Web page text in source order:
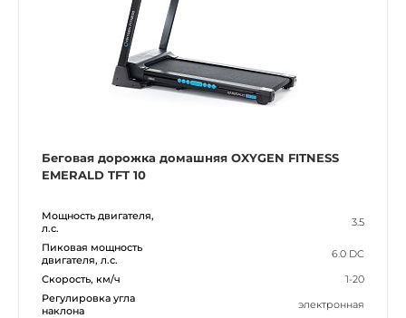
Беговая дорожка домашняя OXYGEN FITNESS
EMERALD TFT 10
Мощность двигателя,
л.с.
3.5
Пиковая мощность
двигателя, л.с.
6.0 DC
Скорость, км/ч
1-20
Регулировка угла
наклона
электронная